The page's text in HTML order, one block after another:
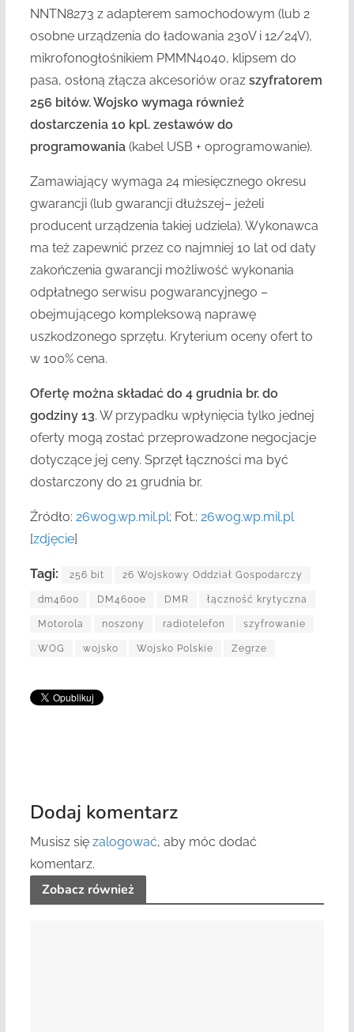
NNTN8273 z adapterem samochodowym (lub 2
osobne urządzenia do ładowania 230V i 12/24V),
mikrofonogłośnikiem PMMN4040, klipsem do
pasa, osłoną złącza akcesoriów oraz szyfratorem
256 bitów.Wojsko wymaga również
dostarczenia 10 kpl. zestawów do
programowania (kabel USB + oprogramowanie).
Zamawiający wymaga 24 miesięcznego okresu
gwarancji (lub gwarancji dłuższej– jeżeli
producent urządzenia takiej udziela). Wykonawca
ma też zapewnić przez co najmniej 10 lat od daty
zakończenia gwarancji możliwość wykonania
odpłatnego serwisu pogwarancyjnego –
obejmującego kompleksową naprawę
uszkodzonego sprzętu. Kryterium oceny ofert to
w 100% cena.
Ofertę można składać do 4 grudnia br. do
godziny 13. W przypadku wpłynięcia tylko jednej
oferty mogą zostać przeprowadzone negocjacje
dotyczące jej ceny. Sprzęt łączności ma być
dostarczony do 21 grudnia br.
Źródło: 26wog.wp.mil.pl; Fot.: 26wog.wp.mil.pl
[zdjęcie]
Tagi: 256 bit 26 Wojskowy Oddział Gospodarczy
dm4600 DM4600e DMR łączność krytyczna
Motorola noszony radiotelefon szyfrowanie
WOG wojsko Wojsko Polskie Zegrze
Dodaj komentarz
Musisz się zalogować, aby móc dodać
komentarz.
Zobacz również